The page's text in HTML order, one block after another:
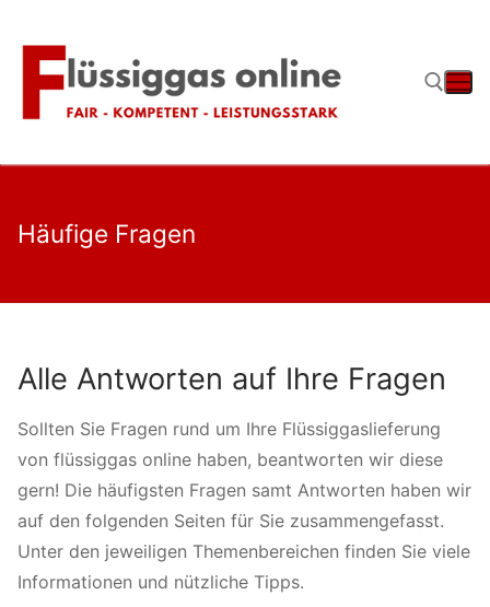
Inhalt
springen
Häufige Fragen
Alle Antworten auf Ihre Fragen
Sollten Sie Fragen rund um Ihre Flüssiggaslieferung
von flüssiggas online haben, beantworten wir diese
gern! Die häufigsten Fragen samt Antworten haben wir
auf den folgenden Seiten für Sie zusammengefasst.
Unter den jeweiligen Themenbereichen finden Sie viele
Informationen und nützliche Tipps.